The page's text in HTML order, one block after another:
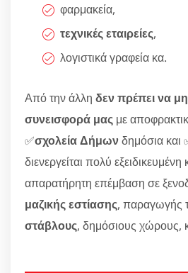
φαρμακεία,
τεχνικές εταιρείες,
λογιστικά γραφεία κα.
Από την άλλη δεν πρέπει να
συνεισφορά μας με
✅σχολεία Δήμωνδημόσια και
διενεργείται πολύ
απαρατήρητη επέμβαση σε
μαζικής εστίασης, παραγωγής
στάβλους, δημόσιους χώρους,